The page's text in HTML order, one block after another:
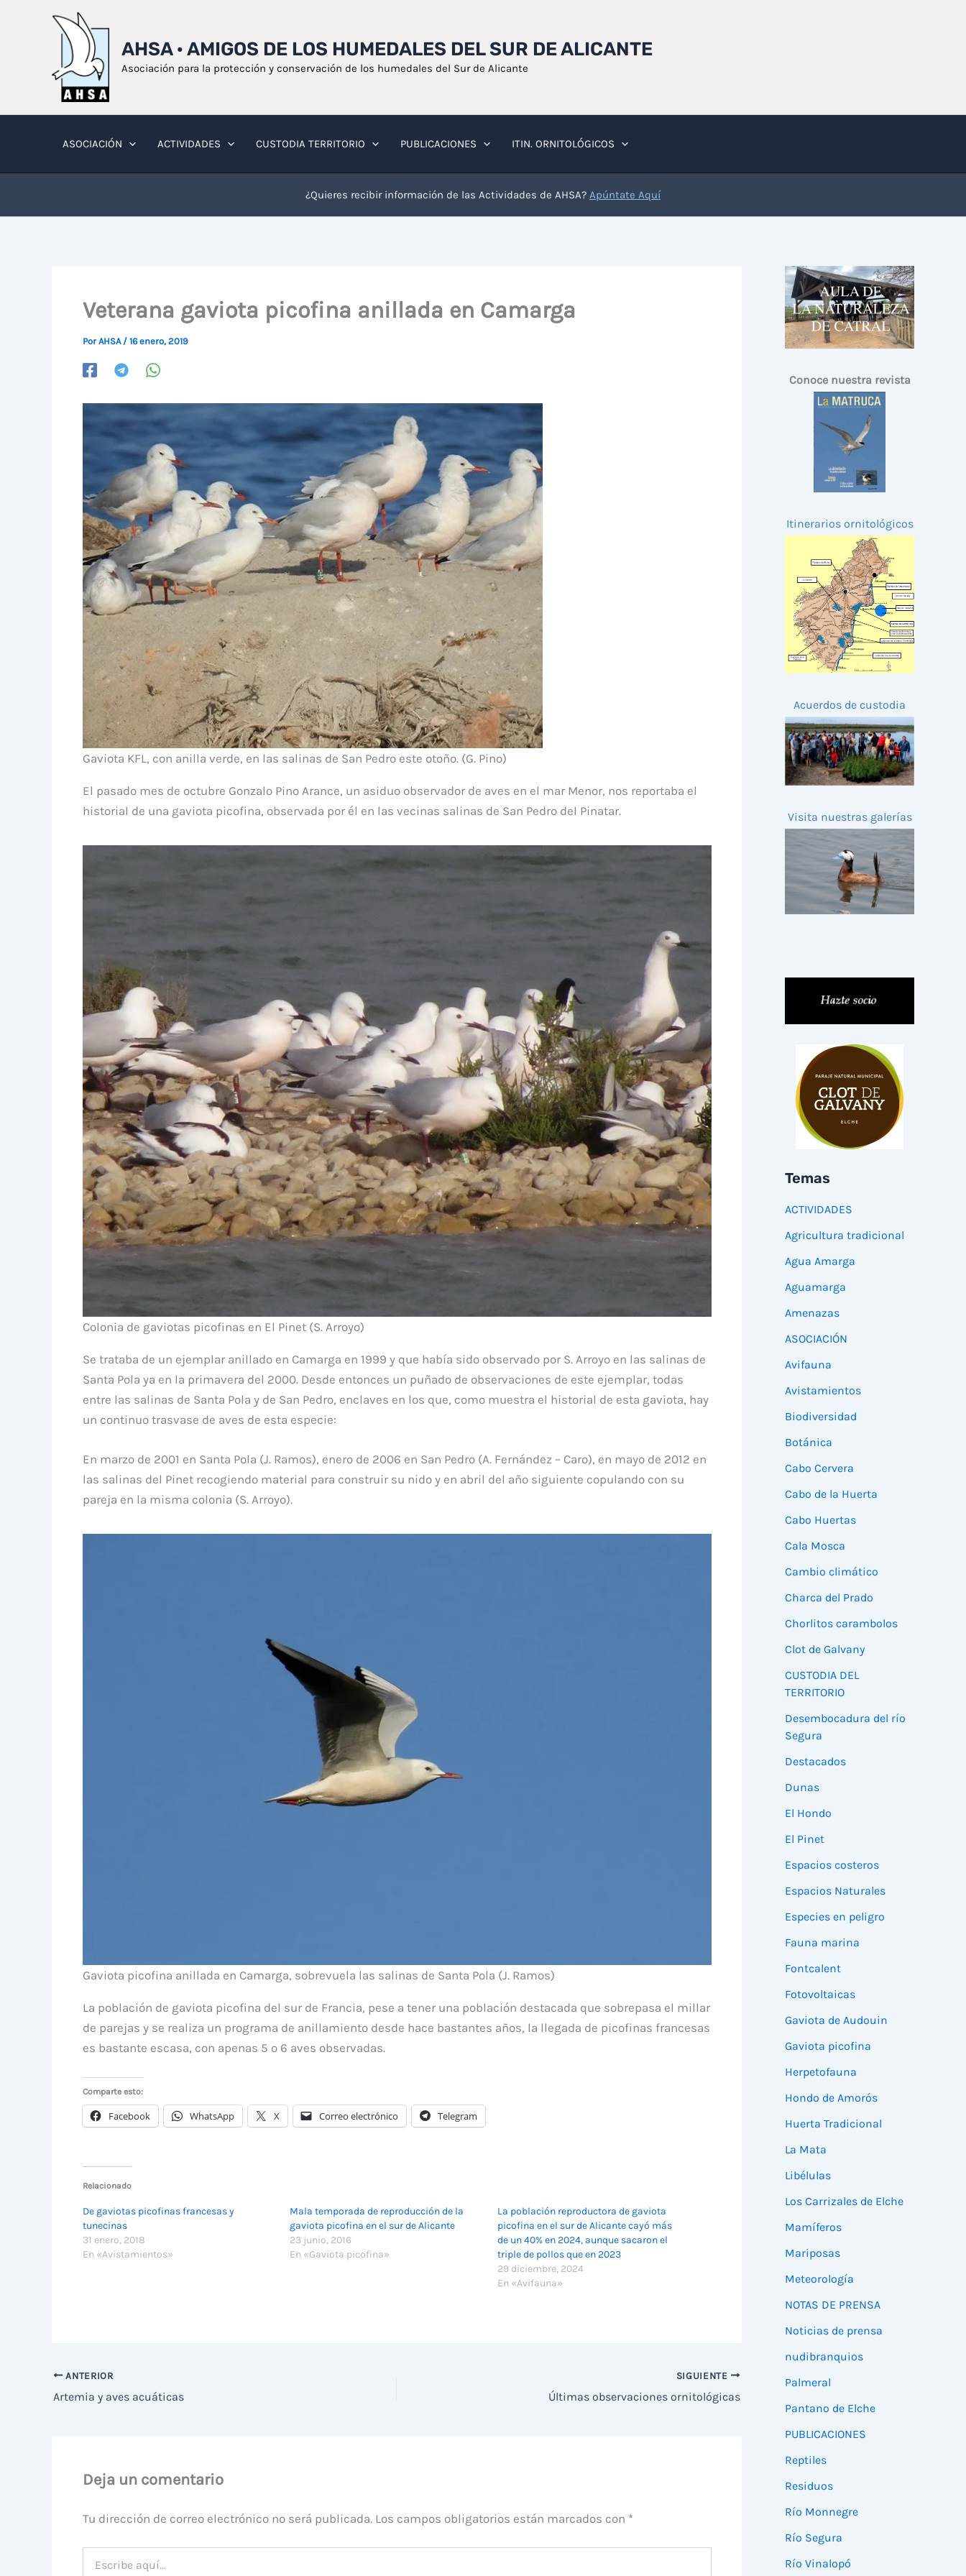
AHSA · AMIGOS DE LOS HUMEDALES DEL SUR DE ALICANTE
Asociación para la protección y conservación de los humedales del Sur de Alicante
ASOCIACIÓN ACTIVIDADES CUSTODIA TERRITORIO PUBLICACIONES ITIN. ORNITOLÓGICOS
¿Quieres recibir información de las Actividades de AHSA? Apúntate Aquí
Veterana gaviota picofina anillada en Camarga
PorAHSA / 16 enero, 2019
Gaviota KFL, con anilla verde, en las salinas de San Pedro este otoño. (G. Pino)
El pasado mes de octubre Gonzalo Pino Arance, un asiduo observador de aves en el mar Menor, nos reportaba el
historial de una gaviota picofina, observada por él en las vecinas salinas de San Pedro del Pinatar.
Colonia de gaviotas picofinas en El Pinet (S. Arroyo)
Se trataba de un ejemplar anillado en Camarga en 1999 y que había sido observado por S. Arroyo en las salinas de
Santa Pola ya en la primavera del 2000. Desde entonces un puñado de observaciones de este ejemplar, todas
entre las salinas de Santa Pola y de San Pedro, enclaves en los que, como muestra el historial de esta gaviota, hay
un continuo trasvase de aves de esta especie:
En marzo de 2001 en Santa Pola (J. Ramos), enero de 2006 en San Pedro (A. Fernández – Caro), en mayo de 2012 en
las salinas del Pinet recogiendo material para construir su nido y en abril del año siguiente copulando con su
pareja en la misma colonia (S. Arroyo).
Gaviota picofina anillada en Camarga, sobrevuela las salinas de Santa Pola (J. Ramos)
La población de gaviota picofina del sur de Francia, pese a tener una población destacada que sobrepasa el millar
de parejas y se realiza un programa de anillamiento desde hace bastantes años, la llegada de picofinas francesas
es bastante escasa, con apenas 5 o 6 aves observadas.
Comparte esto:
Facebook WhatsApp X Correo electrónico Telegram
Relacionado
De gaviotas picofinas francesas y
tunecinas
31 enero, 2018
En «Avistamientos»
Mala temporada de reproducción de la
gaviota picofina en el sur de Alicante
23 junio, 2016
En «Gaviota picofina»
La población reproductora de gaviota
picofina en el sur de Alicante cayó más
de un 40% en 2024, aunque sacaron el
triple de pollos que en 2023
29 diciembre, 2024
En «Avifauna»
ANTERIOR
Artemia y aves acuáticas
SIGUIENTE
Últimas observaciones ornitológicas
Deja un comentario
Tu dirección de correo electrónico no será publicada. Los campos obligatorios están marcados con *
aquí...
Conoce nuestra revista
Itinerarios ornitológicos
Acuerdos de custodia
Visita nuestras galerías
Temas
ACTIVIDADES
Agricultura tradicional
Agua Amarga
Aguamarga
Amenazas
ASOCIACIÓN
Avifauna
Avistamientos
Biodiversidad
Botánica
Cabo Cervera
Cabo de la Huerta
Cabo Huertas
Cala Mosca
Cambio climático
Charca del Prado
Chorlitos carambolos
Clot de Galvany
CUSTODIA DEL
TERRITORIO
Desembocadura del río
Segura
Destacados
Dunas
El Hondo
El Pinet
Espacios costeros
Espacios Naturales
Especies en peligro
Fauna marina
Fontcalent
Fotovoltaicas
Gaviota de Audouin
Gaviota picofina
Herpetofauna
Hondo de Amorós
Huerta Tradicional
La Mata
Libélulas
Los Carrizales de Elche
Mamíferos
Mariposas
Meteorología
NOTAS DE PRENSA
Noticias de prensa
nudibranquios
Palmeral
Pantano de Elche
PUBLICACIONES
Reptiles
Residuos
Río Monnegre
Río Segura
Río Vinalopó